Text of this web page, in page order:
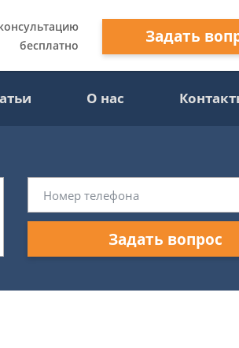
бесплатно
Задать
О нас
Задать вопрос